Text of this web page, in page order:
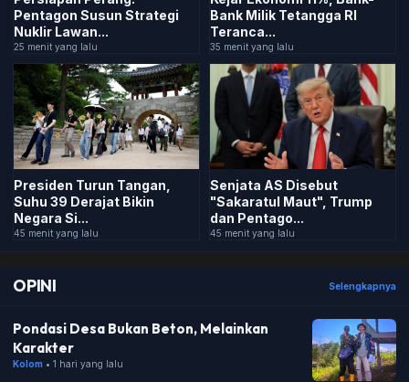
Pentagon Susun Strategi
Nuklir Lawan...
25 menit yang lalu
Bank Milik Tetangga RI
Teranca...
35 menit yang lalu
Presiden Turun Tangan,
Suhu 39 Derajat Bikin
Negara Si...
45 menit yang lalu
Senjata AS Disebut
"Sakaratul Maut", Trump
dan Pentago...
45 menit yang lalu
OPINI Selengkapnya
Pondasi Desa Bukan Beton, Melainkan
Karakter
Kolom • 1 hari yang lalu